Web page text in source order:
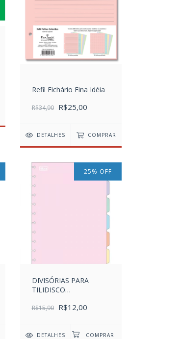
Refil Fichário Fina Idéia
R$34,90 R$25,00
DETALHES COMPRAR
25% OFF
DIVISÓRIAS PARA
TILIDISCO
R$15,90 R$12,00
DETALHES